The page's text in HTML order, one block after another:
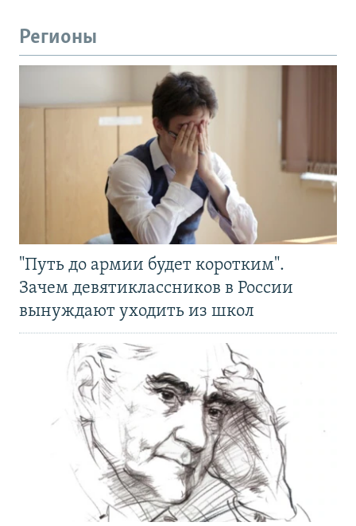
Регионы
"Путь до армии будет коротким".
Зачем девятиклассников в России
вынуждают уходить из школ